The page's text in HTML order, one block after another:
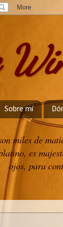
Sobre mí
miles de
es
ojos, para